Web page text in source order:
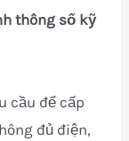
thông số kỹ
cầu để cấp
đủ điện,